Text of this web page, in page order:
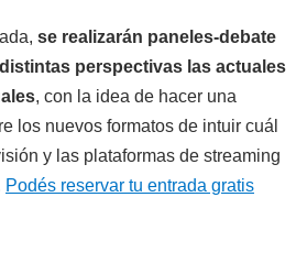
se realizarán paneles-debate
perspectivas las actuales
, con la idea de hacer una
los nuevos formatos de intuir cuál
y las plataformas de streaming
Podés reservar tu entrada gratis